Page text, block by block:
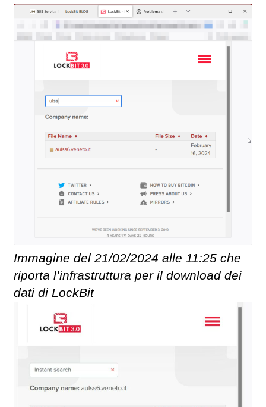
Immagine del 21/02/2024 alle 11:25 che
riporta l’infrastruttura per il download dei
dati di LockBit